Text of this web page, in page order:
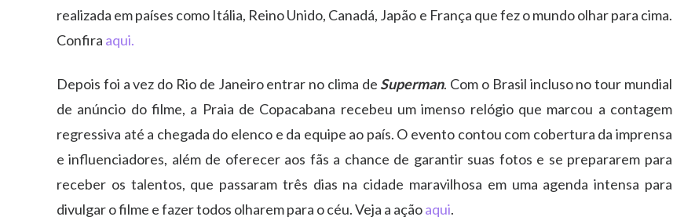
realizada em países como Itália, Reino Unido, Canadá, Japão e França que fez o mundo olhar para cima.
Confira aqui.
Depois foi a vez do Rio de Janeiro entrar no clima de Superman. Com o Brasil incluso no tour mundial
de anúncio do filme, a Praia de Copacabana recebeu um imenso relógio que marcou a contagem
regressiva até a chegada do elenco e da equipe ao país. O evento contou com cobertura da imprensa
e influenciadores, além de oferecer aos fãs a chance de garantir suas fotos e se prepararem para
receber os talentos, que passaram três dias na cidade maravilhosa em uma agenda intensa para
divulgar o filme e fazer todos olharem para o céu. Veja a açãoaqui.